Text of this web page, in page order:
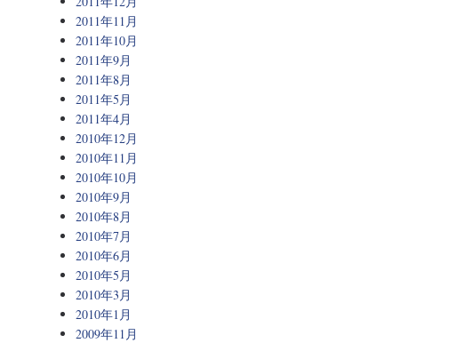
2011年11月
2011年10月
2011年9月
2011年8月
2011年5月
2011年4月
2010年12月
2010年11月
2010年10月
2010年9月
2010年8月
2010年7月
2010年6月
2010年5月
2010年3月
2010年1月
2009年11月